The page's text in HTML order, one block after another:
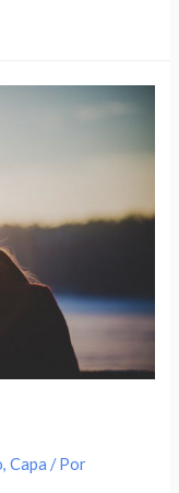
,Capa / Por